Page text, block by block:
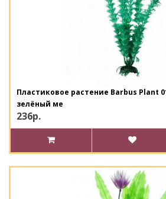
Пластиковое растение Barbus Plant
зелёный ме
236р.